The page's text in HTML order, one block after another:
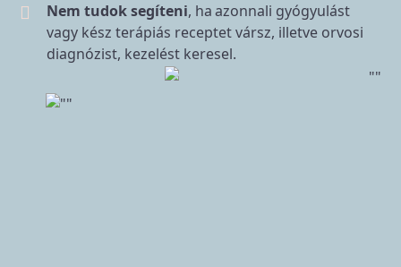
Nem tudok segíteni, ha azonnali gyógyulást
vagy kész terápiás receptet vársz, illetve orvosi
diagnózist, kezelést keresel.